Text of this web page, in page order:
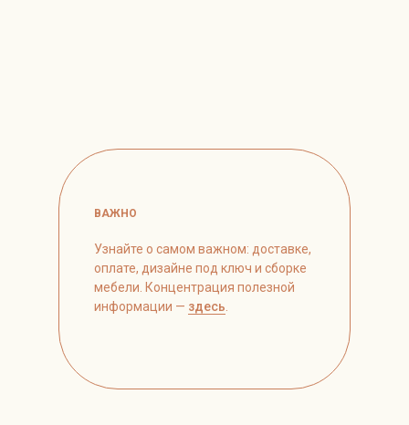
ВАЖНО
Узнайте о самом важном: доставке,
оплате, дизайне под ключ и сборке
мебели. Концентрация полезной
информации — здесь